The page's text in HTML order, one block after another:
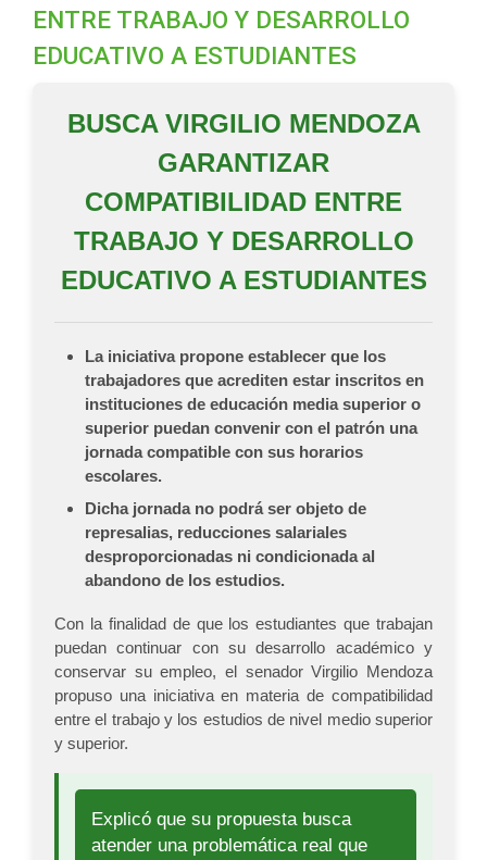
ENTRE TRABAJO Y DESARROLLO
EDUCATIVO A ESTUDIANTES
BUSCA VIRGILIO MENDOZA
GARANTIZAR
COMPATIBILIDAD ENTRE
TRABAJO Y DESARROLLO
EDUCATIVO A ESTUDIANTES
La iniciativa propone establecer que los
trabajadores que acrediten estar inscritos en
instituciones de educación media superior o
superior puedan convenir con el patrón una
jornada compatible con sus horarios
escolares.
Dicha jornada no podrá ser objeto de
represalias, reducciones salariales
desproporcionadas ni condicionada al
abandono de los estudios.
Con la finalidad de que los estudiantes que trabajan
puedan continuar con su desarrollo académico y
conservar su empleo, el senador Virgilio Mendoza
propuso una iniciativa en materia de compatibilidad
entre el trabajo y los estudios de nivel medio superior
y superior.
Explicó que su propuesta busca
atender una problemática real que